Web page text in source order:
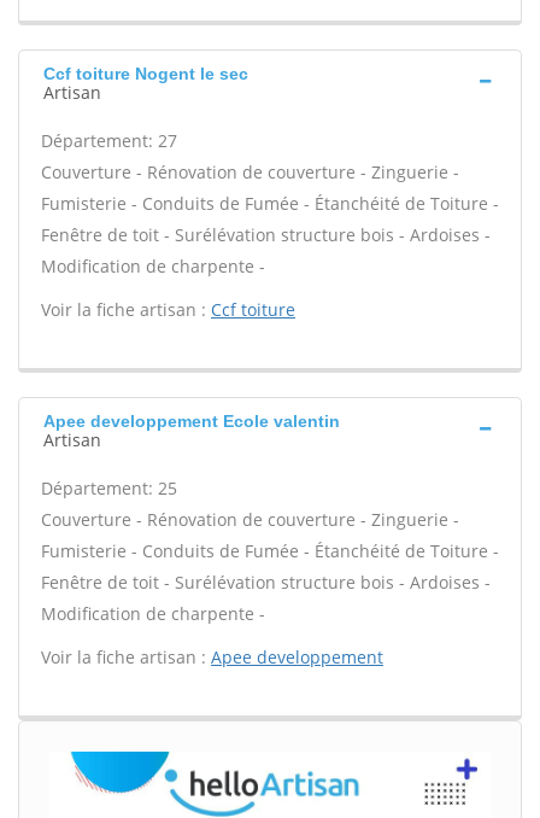
Ccf toiture Nogent le sec
Artisan
Département: 27
Couverture - Rénovation de couverture - Zinguerie -
Fumisterie - Conduits de Fumée - Étanchéité de Toiture -
Fenêtre de toit - Surélévation structure bois - Ardoises -
Modification de charpente -
Voir la fiche artisan : Ccf toiture
Apee developpement Ecole valentin
Artisan
Département: 25
Couverture - Rénovation de couverture - Zinguerie -
Fumisterie - Conduits de Fumée - Étanchéité de Toiture -
Fenêtre de toit - Surélévation structure bois - Ardoises -
Modification de charpente -
Voir la fiche artisan : Apee developpement